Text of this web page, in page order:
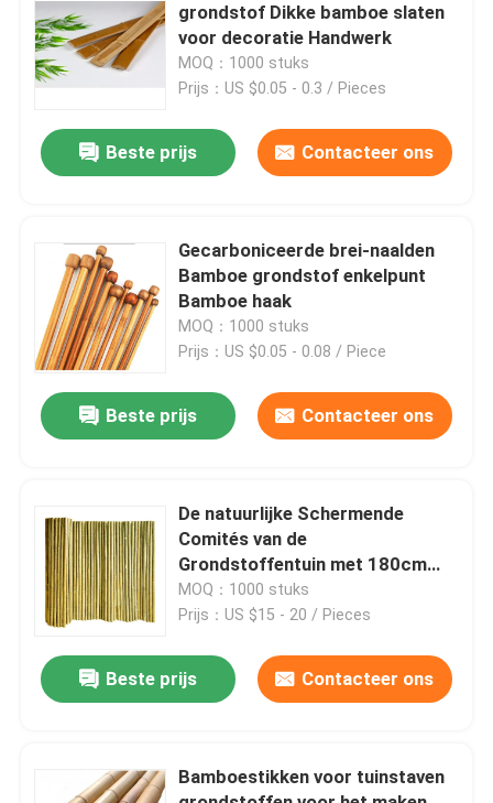
Huis
Videos
Ongeveer ons
Fabrieksreis
Kwaliteitscontrole
Contact de V.S.
Nieuws
Bamboe Grondstof
grondstof Dikke bamboe slaten
voor decoratie Handwerk
MOQ：1000 stuks
Prijs：US $0.05 - 0.3 / Pieces
Beste prijs Contacteer ons
Gecarboniceerde brei-naalden
Bamboe grondstof enkelpunt
Bamboe haak
MOQ：1000 stuks
Prijs：US $0.05 - 0.08 / Piece
Beste prijs Contacteer ons
De natuurlijke Schermende
Comités van de
Grondstoffentuin met 180cm
240cm Lengte
MOQ：1000 stuks
Prijs：US $15 - 20 / Pieces
Beste prijs Contacteer ons
Bamboestikken voor tuinstaven